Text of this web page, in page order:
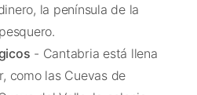
la península de la
- Cantabria está llena
como las Cuevas de